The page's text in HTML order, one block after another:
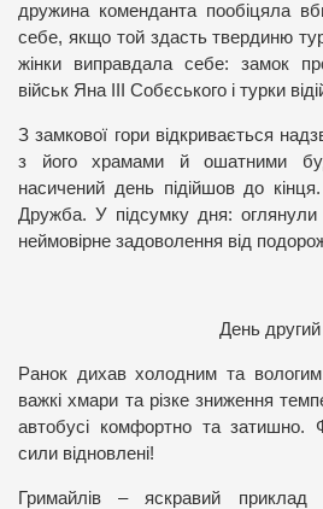
дружина коменданта пообіцяла
себе, якщо той здасть твердиню
жінки виправдала себе: замок
військ Яна ІІІ Собєського і турки
З замкової гори відкривається
з його храмами й ошатними
насичений день підійшов до
Дружба. У підсумку дня: оглянули
неймовірне задоволення від
День другий
Ранок дихав холодним та вологим
важкі хмари та різке зниження
автобусі комфортно та затишно.
сили відновлені!
Гримайлів – яскравий приклад